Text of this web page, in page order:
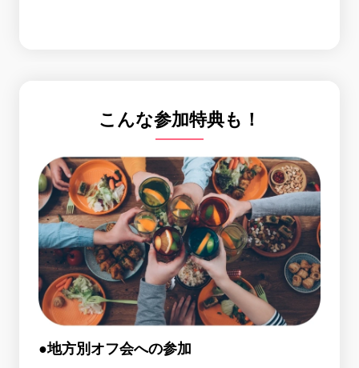
こんな参加特典も！
●地方別オフ会への参加